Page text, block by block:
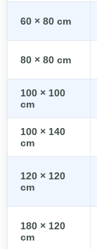
60 × 80 cm
80 × 80 cm
100 × 100
cm
100 × 140
cm
120 × 120
cm
180 × 120
cm